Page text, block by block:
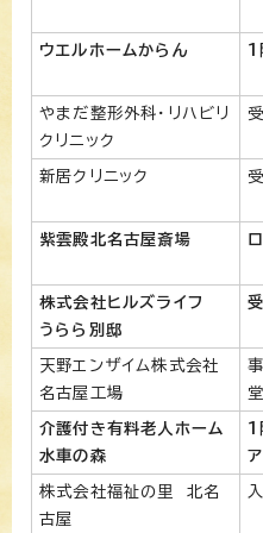
ウエルホームからん 1
やまだ整形外科・リハビリ
クリニック
新居クリニック
紫雲殿北名古屋斎場
株式会社ヒルズライフ
うらら別邸
天野エンザイム株式会社
名古屋工場
堂
介護付き有料老人ホーム
水車の森
1
ア
株式会社福祉の里 北名
古屋